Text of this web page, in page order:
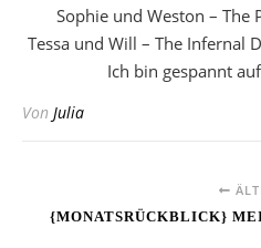
Sophie und Weston – The
Tessa und Will – The Infernal
Ich bin gespannt
Von Julia
{MONATSRÜCKBLICK}